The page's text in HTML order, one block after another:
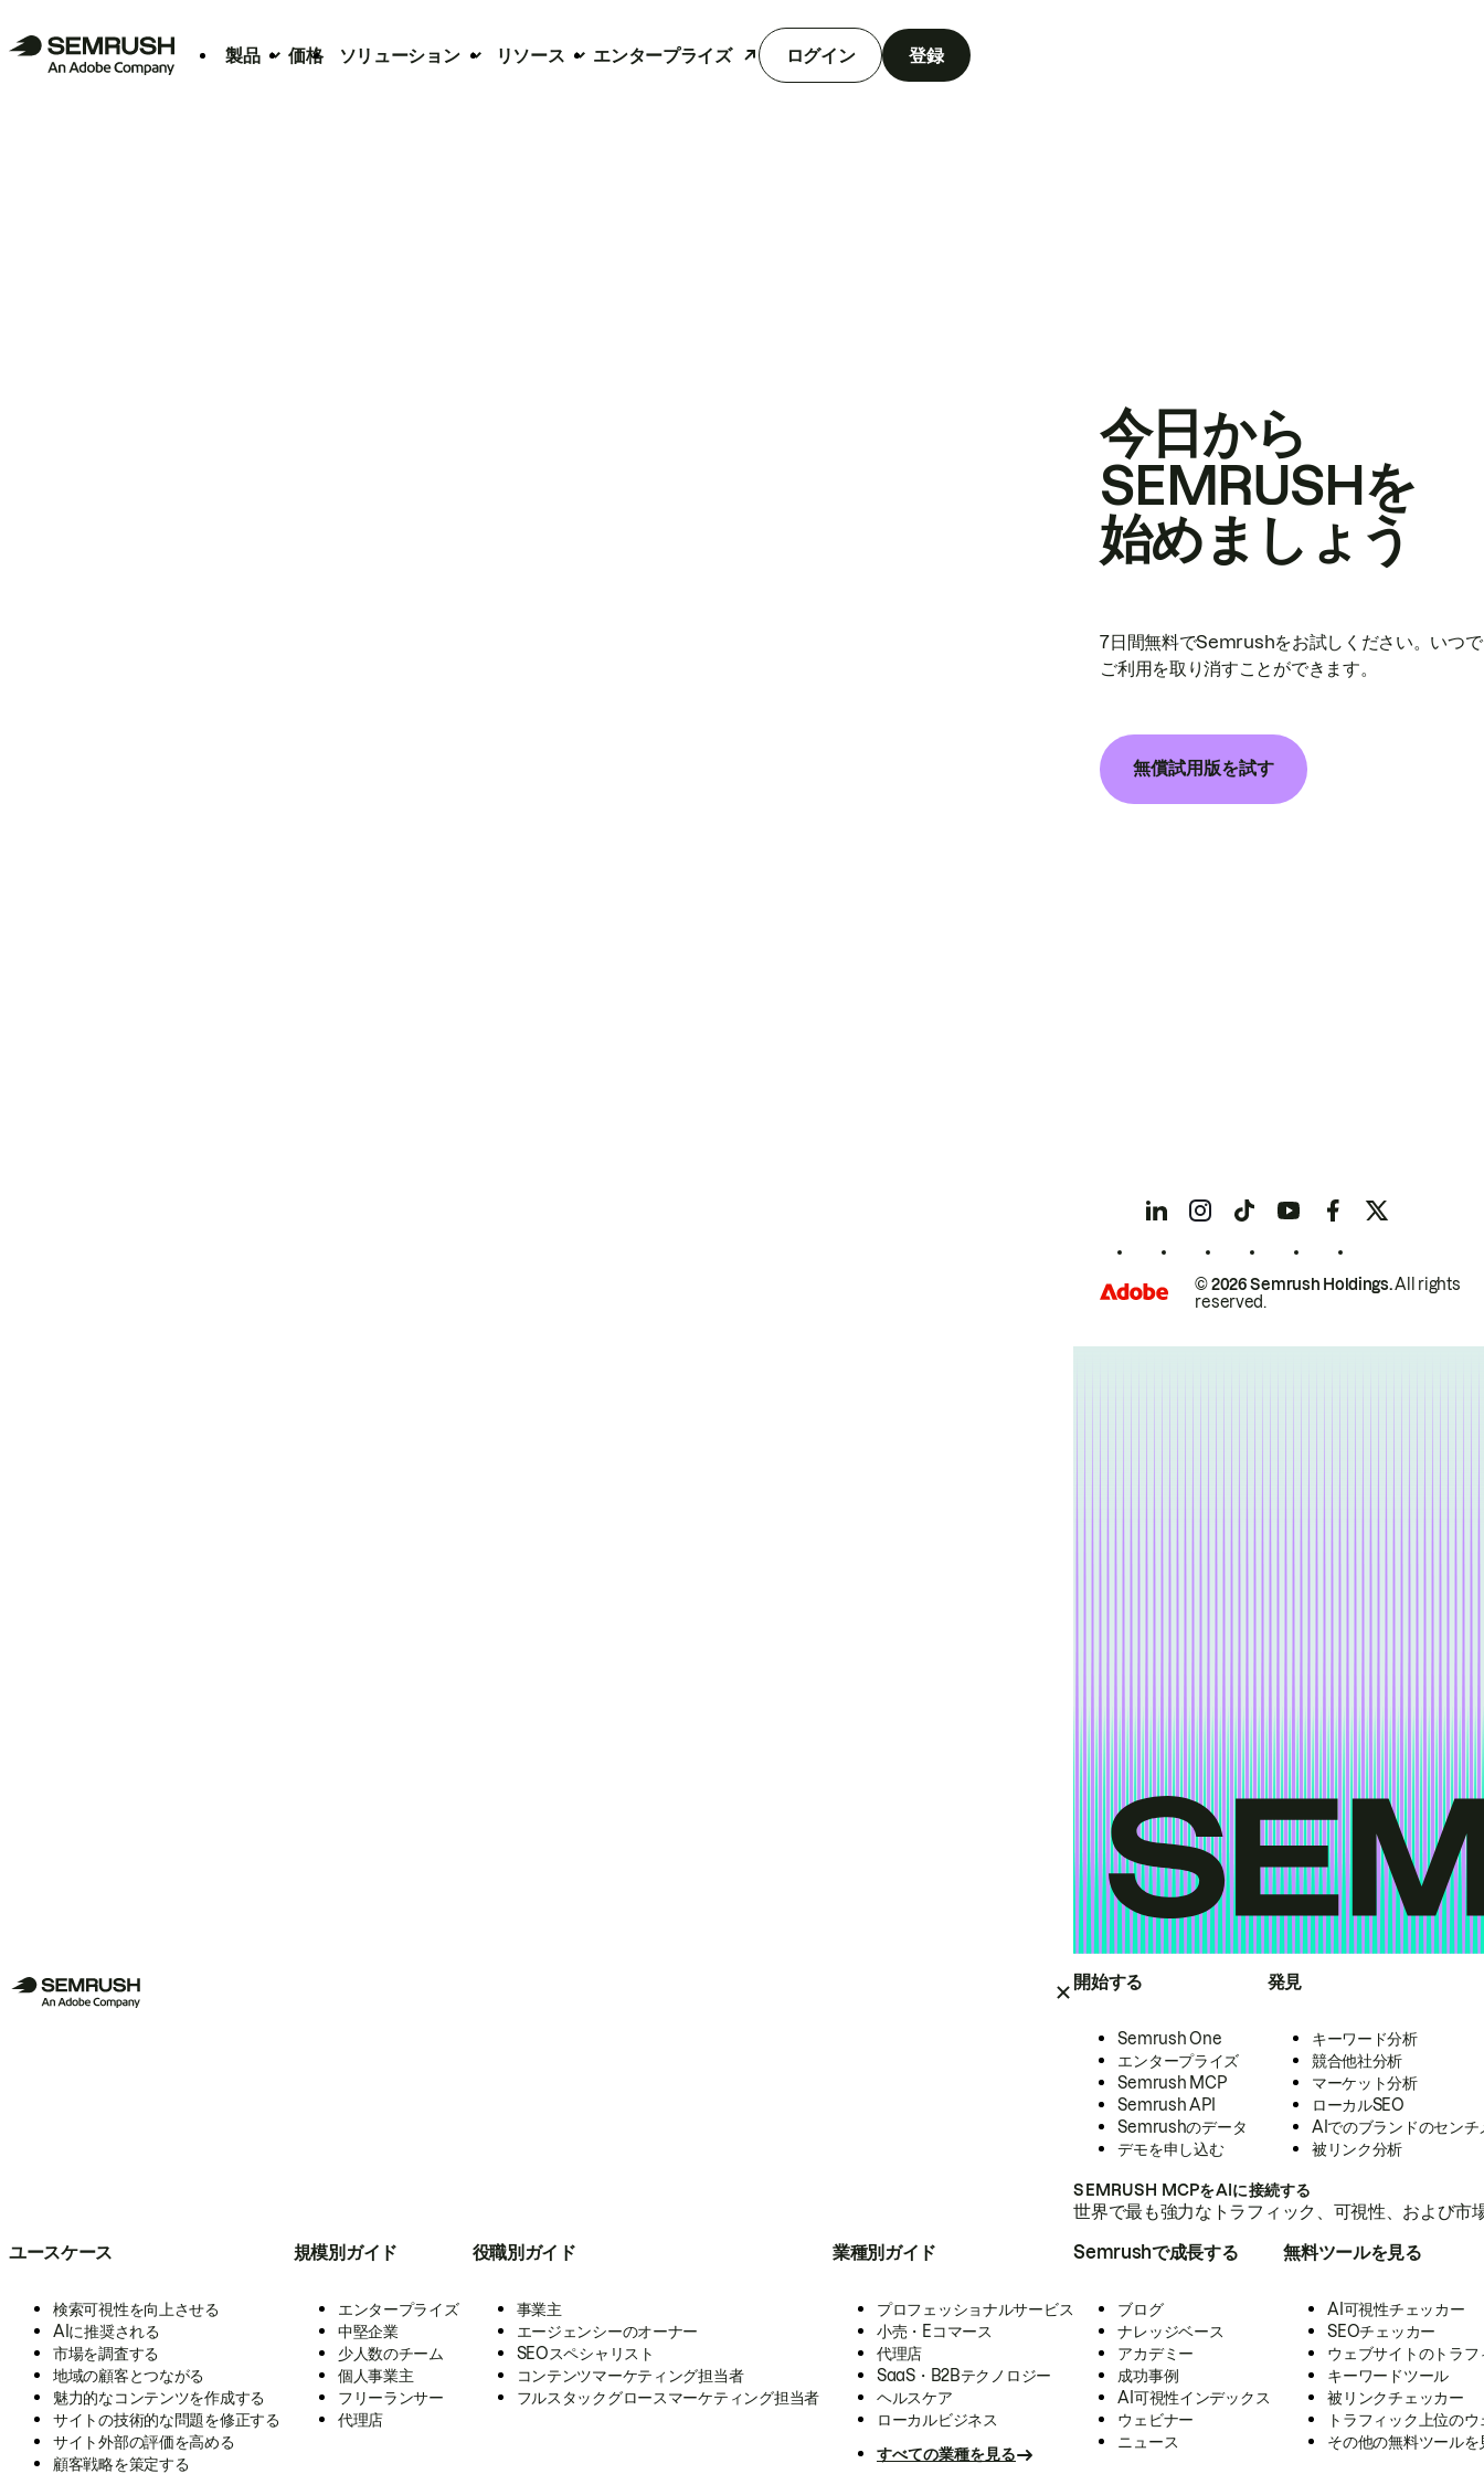
製品 価格 ソリューション リソース エンタープライズ ログイン 登録
開始する
Semrush One
エンタープライズ
Semrush MCP
Semrush API
Semrushのデータ
デモを申し込む
発見
キーワード分析
競合他社分析
マーケット分析
ローカルSEO
AIでのブランドのセンチ
被リンク分析
SEMRUSH MCPをAIに接続する
世界で最も強力なトラフィック、可視性、および
ユースケース
検索可視性を向上させる
AIに推奨される
市場を調査する
地域の顧客とつながる
魅力的なコンテンツを作成する
サイトの技術的な問題を修正する
サイト外部の評価を高める
顧客戦略を策定する
規模別ガイド
エンタープライズ
中堅企業
少人数のチーム
個人事業主
フリーランサー
代理店
役職別ガイド
事業主
エージェンシーのオーナー
SEOスペシャリスト
コンテンツマーケティング担当者
フルスタックグロースマーケティング担当者
業種別ガイド
プロフェッショナルサービス
小売・Eコマース
代理店
SaaS・B2Bテクノロジー
ヘルスケア
ローカルビジネス
すべての業種を見る
Semrushで成長する
ブログ
ナレッジベース
アカデミー
成功事例
AI可視性インデックス
ウェビナー
ニュース
無料ツールを見る
AI可視性チェッカー
SEOチェッカー
ウェブサイトのトラ
キーワードツール
被リンクチェッカー
トラフィック上位の
その他の無料ツールを
今日から
SEMRUSHを
始めましょう
7日間無料でSemrushをお試しください。いつ
ご利用を取り消すことができます。
無償試用版を試す
© 2026 Semrush Holdings.All rights
reserved.